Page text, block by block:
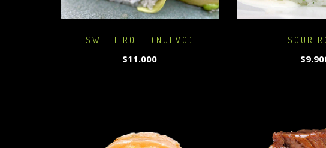
SWEET ROLL (NUEVO)
$11.000
SOUR